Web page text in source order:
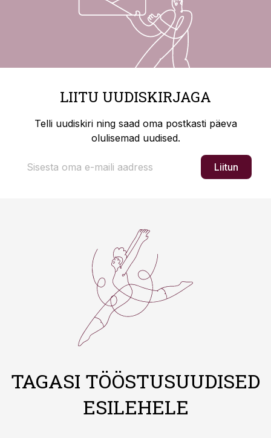
LIITU UUDISKIRJAGA
Telli uudiskiri ning saad oma postkasti päeva
olulisemad uudised.
Liitun
TAGASI TÖÖSTUSUUDISED
ESILEHELE